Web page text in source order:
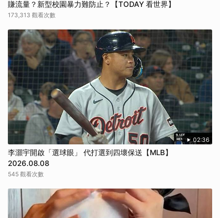
賺流量？新型校園暴力難防止？【TODAY 看世界】
173,313 觀看次數
02:36
李灝宇開啟「選球眼」 代打選到四壞保送【MLB】
2026.08.08
545 觀看次數